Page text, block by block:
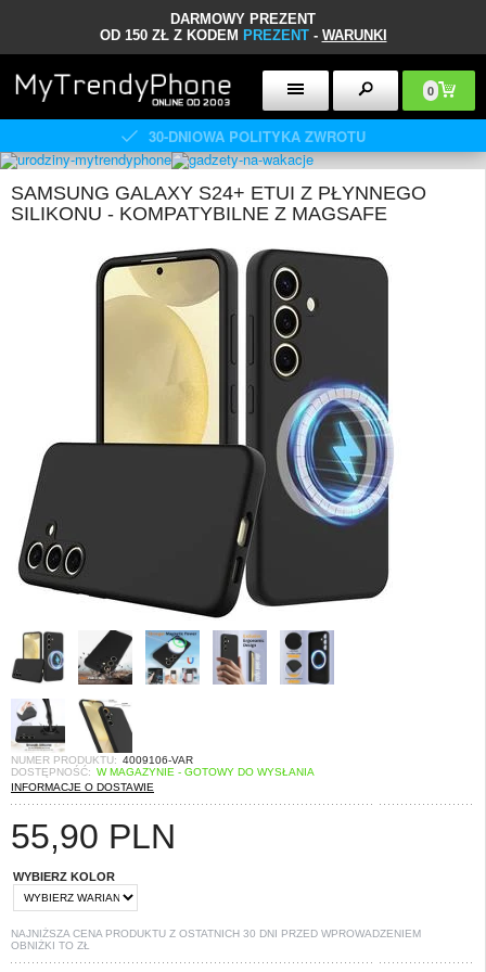
DARMOWY PREZENT
OD 150 ZŁ Z KODEM PREZENT- WARUNKI
0
30-DNIOWA POLITYKA ZWROTU
SAMSUNG GALAXY S24+ ETUI Z PŁYNNEGO
SILIKONU - KOMPATYBILNE Z MAGSAFE
NUMER PRODUKTU: 4009106-VAR
DOSTĘPNOŚĆ: W MAGAZYNIE - GOTOWY DO WYSŁANIA
INFORMACJE O DOSTAWIE
55,90 PLN
WYBIERZ KOLOR
NAJNIŻSZA CENA PRODUKTU Z OSTATNICH 30 DNI PRZED WPROWADZENIEM
OBNIŻKI TO ZŁ